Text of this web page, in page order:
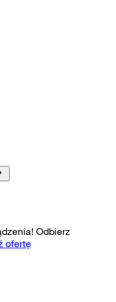
Odbierz
ofertę